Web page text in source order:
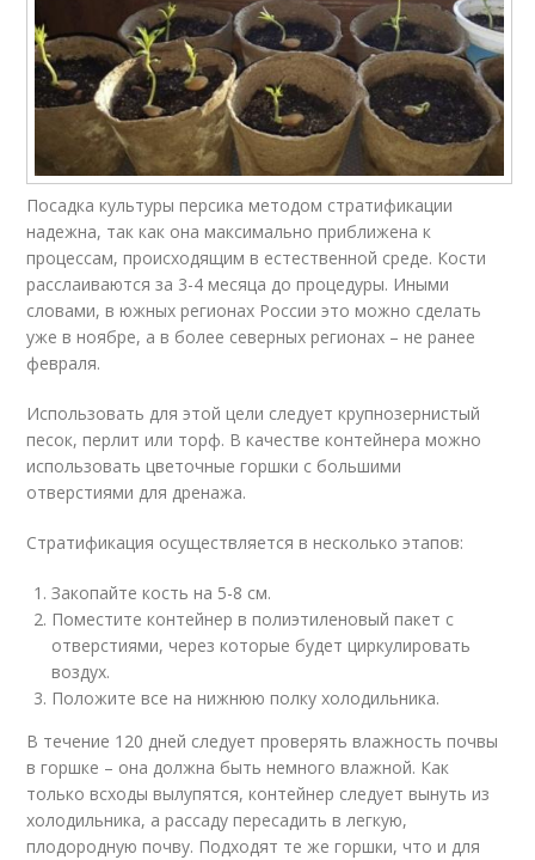
Посадка культуры персика методом стратификации
надежна, так как она максимально приближена к
процессам, происходящим в естественной среде. Кости
расслаиваются за 3-4 месяца до процедуры. Иными
словами, в южных регионах России это можно сделать
уже в ноябре, а в более северных регионах – не ранее
февраля.
Использовать для этой цели следует крупнозернистый
песок, перлит или торф. В качестве контейнера можно
использовать цветочные горшки с большими
отверстиями для дренажа.
Стратификация осуществляется в несколько этапов:
Закопайте кость на 5-8 см.
Поместите контейнер в полиэтиленовый пакет с
отверстиями, через которые будет циркулировать
воздух.
Положите все на нижнюю полку холодильника.
В течение 120 дней следует проверять влажность почвы
в горшке – она должна быть немного влажной. Как
только всходы вылупятся, контейнер следует вынуть из
холодильника, а рассаду пересадить в легкую,
плодородную почву. Подходят те же горшки, что и для